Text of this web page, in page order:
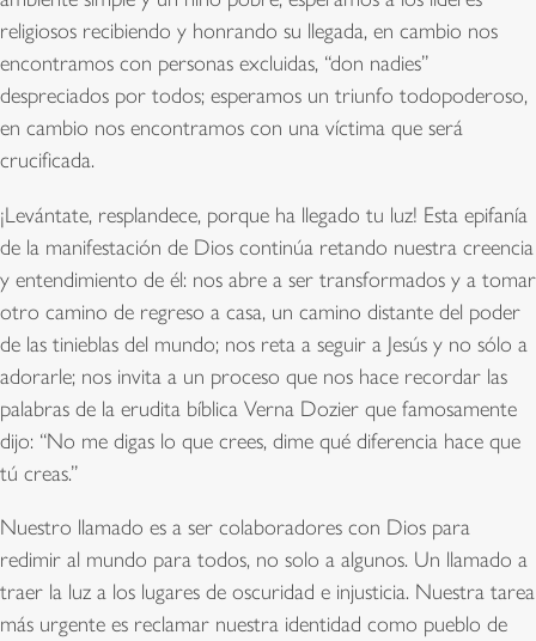
religiosos recibiendo y honrando su llegada, en cambio nos
encontramos con personas excluidas, “don nadies”
despreciados por todos; esperamos un triunfo todopoderoso,
en cambio nos encontramos con una víctima que será
crucificada.
¡Levántate, resplandece, porque ha llegado tu luz! Esta epifanía
de la manifestación de Dios continúa retando nuestra creencia
y entendimiento de él: nos abre a ser transformados y a tomar
otro camino de regreso a casa, un camino distante del poder
de las tinieblas del mundo; nos reta a seguir a Jesús y no sólo a
adorarle; nos invita a un proceso que nos hace recordar las
palabras de la erudita bíblica Verna Dozier que famosamente
dijo: “No me digas lo que crees, dime qué diferencia hace que
tú creas.”
Nuestro llamado es a ser colaboradores con Dios para
redimir al mundo para todos, no solo a algunos. Un llamado a
traer la luz a los lugares de oscuridad e injusticia. Nuestra tarea
más urgente es reclamar nuestra identidad como pueblo de